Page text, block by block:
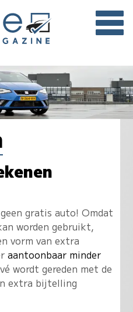
gratis auto! Omdat
worden gebruikt,
vorm van extra
aantoonbaar minder
wordt gereden met de
extra bijtelling